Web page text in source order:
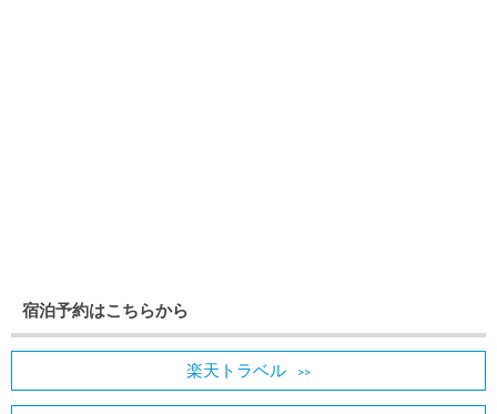
宿泊予約はこちらから
楽天トラベル